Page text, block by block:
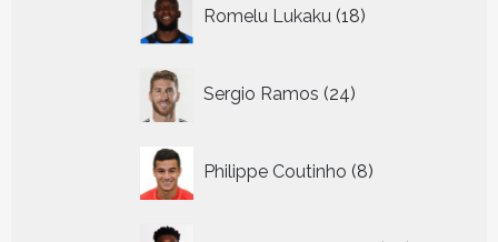
Romelu Lukaku 18
producten
Sergio Ramos 24
producten
Philippe Coutinho 8
producten